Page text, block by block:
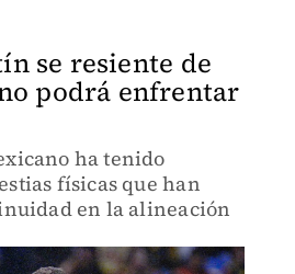
se resiente de
podrá enfrentar
ha tenido
físicas que han
en la alineación